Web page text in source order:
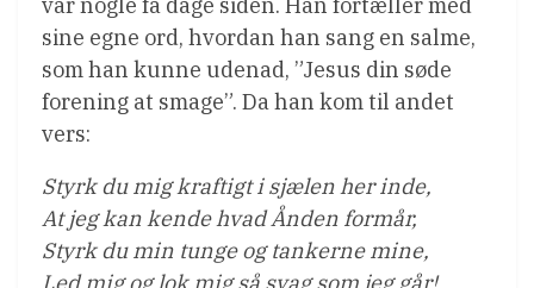
sine egne ord, hvordan han sang en salme,
som han kunne udenad, ”Jesus din søde
forening at smage”. Da han kom til andet
vers:
Styrk du mig kraftigt i sjælen her inde,
At jeg kan kende hvad Ånden formår,
Styrk du min tunge og tankerne mine,
Led mig og lok mig så svag som jeg går!